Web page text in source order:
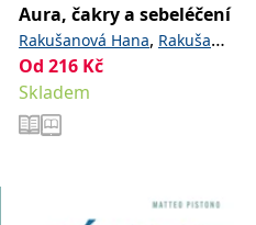
Aura, čakry a sebeléčení
Rakušanová Hana, Rakušan
Jiří
Od 216 Kč
Skladem